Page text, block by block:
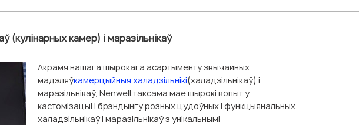
(кулінарных камер) і маразільнікаў
Акрамя нашага шырокага асартыменту звычайных
мадэляўкамерцыйныя халадзільнікі(халадзільнікаў) і
маразільнікаў, Nenwell таксама мае шырокі вопыт у
кастомізацыі і брэндынгу розных цудоўных і функцыянальных
халадзільнікаў і маразільнікаў з унікальнымі